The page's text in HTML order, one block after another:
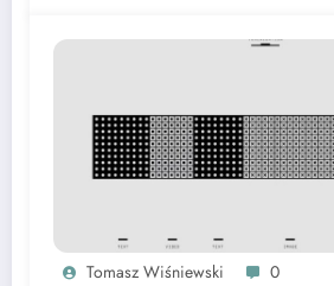
Tomasz Wiśniewski 0